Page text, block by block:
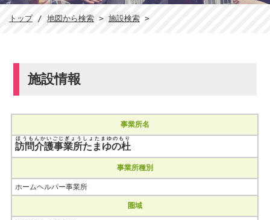
現
置：
トップ/ 地図から検索 > 施設検索 >
施設情報
事業所名
訪問介護事業所たまゆの杜
ほうもんかいごじぎょうしょたまゆのもり
事業所種別
ホームヘルパー事業所
圏域